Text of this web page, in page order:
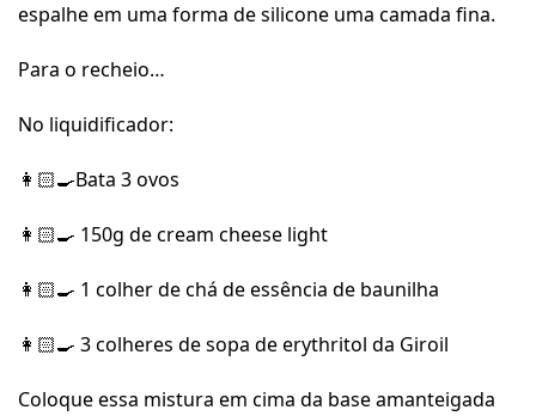
espalhe em uma forma de silicone uma camada fina.
Para o recheio…
No liquidificador:
👩🏻‍🍳Bata 3 ovos
👩🏻‍🍳 150g de cream cheese light
👩🏻‍🍳 1 colher de chá de essência de baunilha
👩🏻‍🍳 3 colheres de sopa de erythritol da Giroil
Coloque essa mistura em cima da base amanteigada